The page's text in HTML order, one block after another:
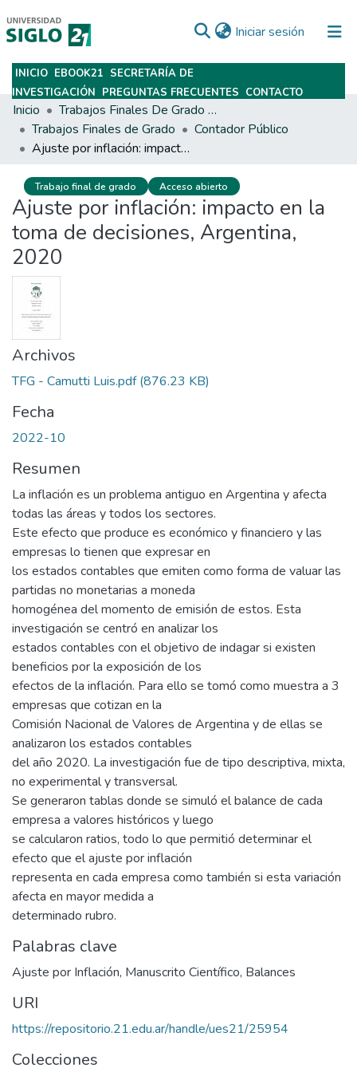
Iniciar sesión (current)
Subir
INICIO EBOOK21 SECRETARÍA DE
INVESTIGACIÓN PREGUNTAS FRECUENTES CONTACTO
Inicio
Trabajos Finales De Grado Y Posgrado
Trabajos Finales de Grado
Contador Público
Ajuste por inflación: impacto en la toma de decisiones, Argentina, 2020
Trabajo final de grado Acceso abierto
Ajuste por inflación: impacto en la
toma de decisiones, Argentina,
2020
Archivos
TFG - Camutti Luis.pdf(876.23 KB)
Fecha
2022-10
Resumen
La inflación es un problema antiguo en Argentina y afecta
todas las áreas y todos los sectores.
Este efecto que produce es económico y financiero y las
empresas lo tienen que expresar en
los estados contables que emiten como forma de valuar las
partidas no monetarias a moneda
homogénea del momento de emisión de estos. Esta
investigación se centró en analizar los
estados contables con el objetivo de indagar si existen
beneficios por la exposición de los
efectos de la inflación. Para ello se tomó como muestra a 3
empresas que cotizan en la
Comisión Nacional de Valores de Argentina y de ellas se
analizaron los estados contables
del año 2020. La investigación fue de tipo descriptiva, mixta,
no experimental y transversal.
Se generaron tablas donde se simuló el balance de cada
empresa a valores históricos y luego
se calcularon ratios, todo lo que permitió determinar el
efecto que el ajuste por inflación
representa en cada empresa como también si esta variación
afecta en mayor medida a
determinado rubro.
Palabras clave
Ajuste por Inflación, Manuscrito Científico, Balances
URI
https://repositorio.21.edu.ar/handle/ues21/25954
Colecciones